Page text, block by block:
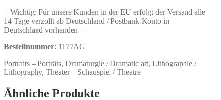
+ Wichtig: Für unsere Kunden in der EU erfolgt der Versand alle
14 Tage verzollt ab Deutschland / Postbank-Konto in
Deutschland vorhanden +
Bestellnummer: 1177AG
Portraits – Porträts, Dramaturgie / Dramatic art, Lithographie /
Lithography, Theater – Schauspiel / Theatre
Ähnliche Produkte